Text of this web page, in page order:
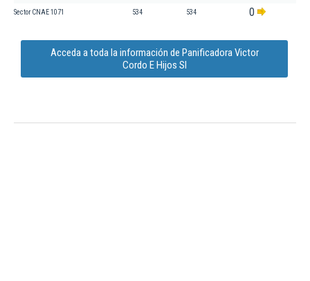
Sector CNAE 1071 534 534 0
Acceda a toda la información de Panificadora Victor
Cordo E Hijos Sl